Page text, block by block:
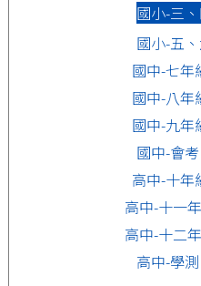
國小-三
國小-五
國中-七年
國中-八年
國中-九年
國中-會
高中-十年
高中-十一
高中-十二
高中-學